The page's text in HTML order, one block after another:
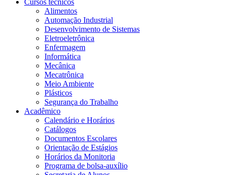
Cursos técnicos
Alimentos
Automação Industrial
Desenvolvimento de Sistemas
Eletroeletrônica
Enfermagem
Informática
Mecânica
Mecatrônica
Meio Ambiente
Plásticos
Segurança do Trabalho
Acadêmico
Calendário e Horários
Catálogos
Documentos Escolares
Orientação de Estágios
Horários da Monitoria
Programa de bolsa-auxílio